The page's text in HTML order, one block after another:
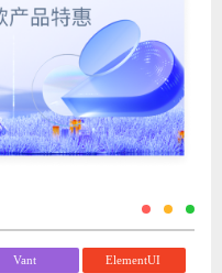
Vant ElementUI